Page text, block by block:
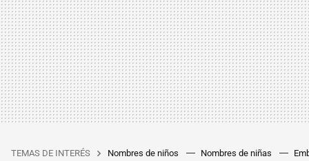
TEMAS DE INTERÉS Nombres de niños Nombres de niñas